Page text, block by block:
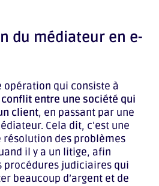
du médiateur en e-
opération qui consiste à
entre une société qui
client, en passant par une
Cela dit, c’est une
des problèmes
il y a un litige, afin
procédures judiciaires qui
beaucoup d’argent et de